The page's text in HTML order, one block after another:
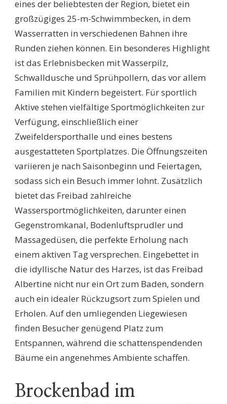
eines der beliebtesten der Region, bietet ein
großzügiges 25-m-Schwimmbecken, in dem
Wasserratten in verschiedenen Bahnen ihre
Runden ziehen können. Ein besonderes Highlight
ist das Erlebnisbecken mit Wasserpilz,
Schwalldusche und Sprühpollern, das vor allem
Familien mit Kindern begeistert. Für sportlich
Aktive stehen vielfältige Sportmöglichkeiten zur
Verfügung, einschließlich einer
Zweifeldersporthalle und eines bestens
ausgestatteten Sportplatzes. Die Öffnungszeiten
variieren je nach Saisonbeginn und Feiertagen,
sodass sich ein Besuch immer lohnt. Zusätzlich
bietet das Freibad zahlreiche
Wassersportmöglichkeiten, darunter einen
Gegenstromkanal, Bodenluftsprudler und
Massagedüsen, die perfekte Erholung nach
einem aktiven Tag versprechen. Eingebettet in
die idyllische Natur des Harzes, ist das Freibad
Albertine nicht nur ein Ort zum Baden, sondern
auch ein idealer Rückzugsort zum Spielen und
Erholen. Auf den umliegenden Liegewiesen
finden Besucher genügend Platz zum
Entspannen, während die schattenspendenden
Bäume ein angenehmes Ambiente schaffen.
Brockenbad im